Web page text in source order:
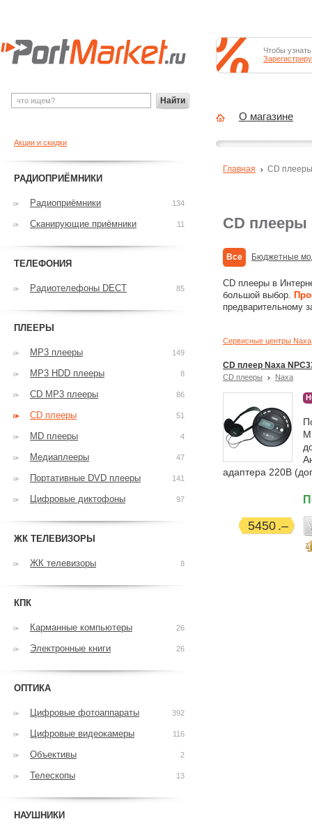
CD плееры
Все Бюджетные
CD плееры в
большой выбор.
предварительному
Сервисные центры Naxa
CD плеер Naxa
CD плееры Naxa
адаптера 220В
5450
Главная CD плееры
Акции и скидки
РАДИОПРИЁМНИКИ
Радиоприёмники 134
Сканирующие приёмники 11
ТЕЛЕФОНИЯ
Радиотелефоны DECT 85
ПЛЕЕРЫ
MP3 плееры 149
MP3 HDD плееры 8
CD MP3 плееры 86
CD плееры 51
MD плееры 4
Медиаплееры 47
Портативные DVD плееры 141
Цифровые диктофоны 97
ЖК ТЕЛЕВИЗОРЫ
ЖК телевизоры 8
КПК
Карманные компьютеры 26
Электронные книги 26
ОПТИКА
Цифровые фотоаппараты 392
Цифровые видеокамеры 116
Объективы 2
Телескопы 13
НАУШНИКИ
Найти
Чтобы
О магазине